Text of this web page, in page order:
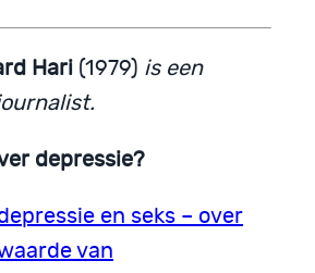
Hari (1979) is een
depressie?
en seks – over
van